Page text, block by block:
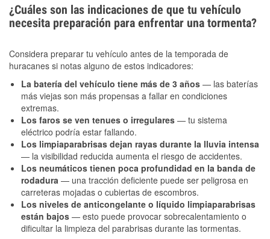
¿Cuáles son las indicaciones de que tu vehículo
necesita preparación para enfrentar una tormenta?
Considera preparar tu vehículo antes de la temporada de
huracanes si notas alguno de estos indicadores:
La batería del vehículo tiene más de 3 años — las baterías
más viejas son más propensas a fallar en condiciones
extremas.
Los faros se ven tenues o irregulares — tu sistema
eléctrico podría estar fallando.
Los limpiaparabrisas dejan rayas durante la lluvia intensa
— la visibilidad reducida aumenta el riesgo de accidentes.
Los neumáticos tienen poca profundidad en la banda de
rodadura — una tracción deficiente puede ser peligrosa en
carreteras mojadas o cubiertas de escombros.
Los niveles de anticongelante o líquido limpiaparabrisas
están bajos — esto puede provocar sobrecalentamiento o
dificultar la limpieza del parabrisas durante las tormentas.